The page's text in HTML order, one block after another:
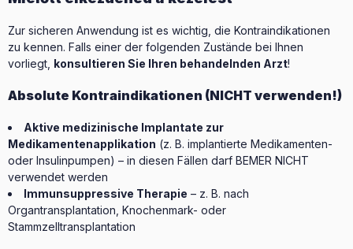
Zur sicheren Anwendung ist es wichtig, die Kontraindikationen
zu kennen. Falls einer der folgenden Zustände bei Ihnen
vorliegt, konsultieren Sie Ihren behandelnden Arzt!
Absolute Kontraindikationen (NICHT verwenden!)
Aktive medizinische Implantate zur
Medikamentenapplikation (z. B. implantierte Medikamenten-
oder Insulinpumpen) – in diesen Fällen darf BEMER NICHT
verwendet werden
Immunsuppressive Therapie – z. B. nach
Organtransplantation, Knochenmark- oder
Stammzelltransplantation